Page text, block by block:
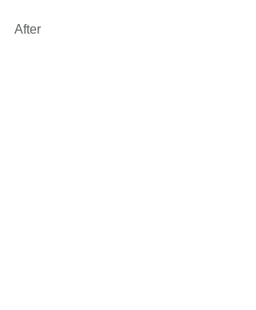
After